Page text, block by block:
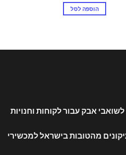
הוספה לסל
אבק עבור לקוחות וחנויות
מהטובות בישראל למכשירי